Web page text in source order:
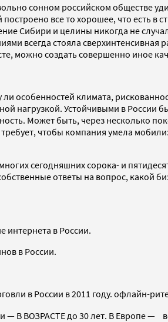
сонном российском обществе
построено все то хорошее, что есть
Сибири и целины никогда не
всегда стояла
можно создать совершенно иное
ли особенностей климата,
нагрузкой. Устойчивыми в России
Может быть, через несколько
чтобы компания умела
многих сегодняшних сорока- и
ответы на вопрос, какой
интернета в России.
в России.
в России в 2011 году. офлайн-
— В ВОЗРАСТЕ до 30 лет. В Европе —